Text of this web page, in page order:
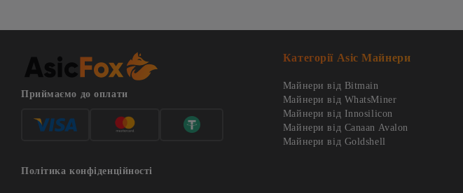
Приймаємо до оплати
Політика конфіденційності
Категорії Asic Майнери
Майнери від Bitmain
Майнери від WhatsMiner
Майнери від Innosilicon
Майнери від Canaan Avalon
Майнери від Goldshell